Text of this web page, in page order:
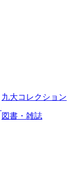
九大コレクション
図書・雑誌